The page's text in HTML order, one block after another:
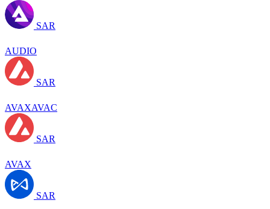
SAR
AUDIO
SAR
AVAXAVAC
SAR
AVAX
SAR